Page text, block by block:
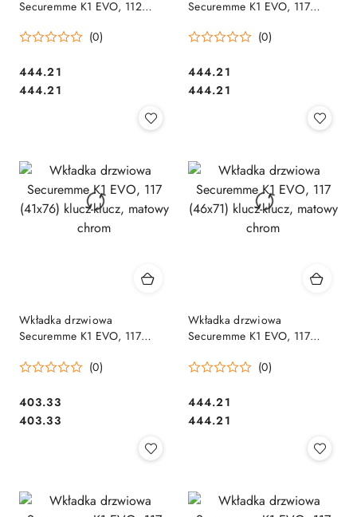
Securemme K1 EVO, 112
chrom
(0)
Cena:
444.21
Cena:
444.21
Securemme K1 EVO, 117
chrom
(0)
Cena:
444.21
Cena:
444.21
Wkładka drzwiowa
Securemme K1 EVO, 117
chrom
(0)
Cena:
403.33
Cena:
403.33
Wkładka drzwiowa
Securemme K1 EVO, 117
chrom
(0)
Cena:
444.21
Cena:
444.21